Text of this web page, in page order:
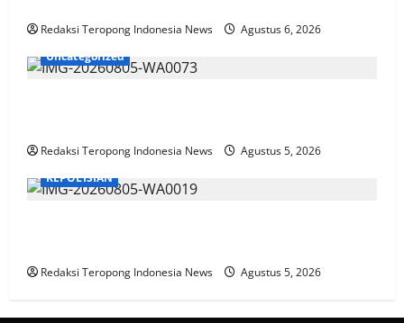
Redaksi Teropong Indonesia News
Agustus 6, 2026
Uncategorized
Redaksi Teropong Indonesia News
Agustus 5, 2026
KEPOLISIAN
Redaksi Teropong Indonesia News Agustus 5, 2026